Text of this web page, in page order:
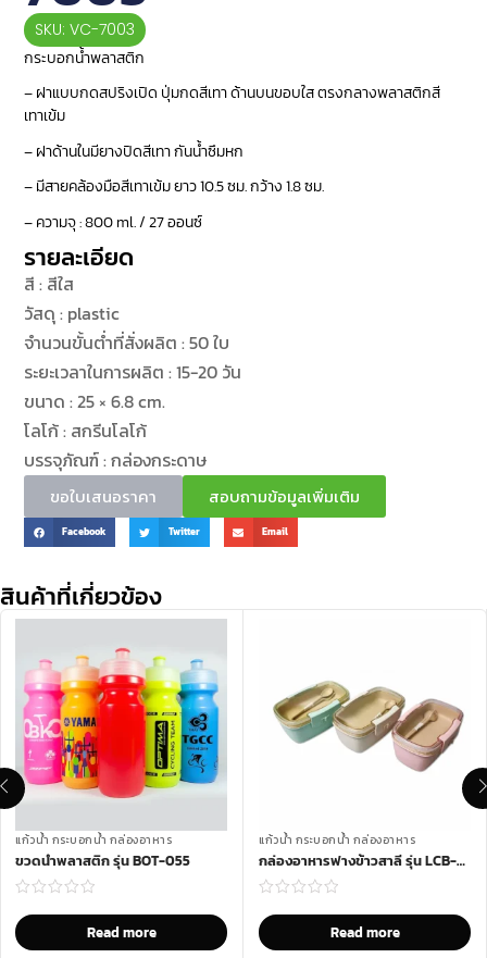
SKU: VC-7003
กระบอกน้ำพลาสติก
– ฝาแบบกดสปริงเปิด ปุ่มกดสีเทา ด้านบนขอบใส ตรงกลางพลาสติกสี
เทาเข้ม
– ฝาด้านในมียางปิดสีเทา กันน้ำซึมหก
– มีสายคล้องมือสีเทาเข้ม ยาว 10.5 ซม. กว้าง 1.8 ซม.
– ความจุ : 800 ml. / 27 ออนซ์
รายละเอียด
สี : สีใส
วัสดุ : plastic
จำนวนขั้นต่ำที่สั่งผลิต : 50 ใบ
ระยะเวลาในการผลิต : 15-20 วัน
ขนาด : 25 × 6.8 cm.
โลโก้ : สกรีนโลโก้
บรรจุภัณฑ์ : กล่องกระดาษ
ขอใบเสนอราคา สอบถามข้อมูลเพิ่มเติม
Facebook Twitter Email
สินค้าที่เกี่ยวข้อง
แก้วน้ำ กระบอกน้ำ กล่องอาหาร
ขวดน้ำพลาสติก รุ่น BOT-055
Read more
แก้วน้ำ กระบอกน้ำ กล่องอาหาร
กล่องอาหารฟางข้าวสาลี รุ่น LCB-853
Read more